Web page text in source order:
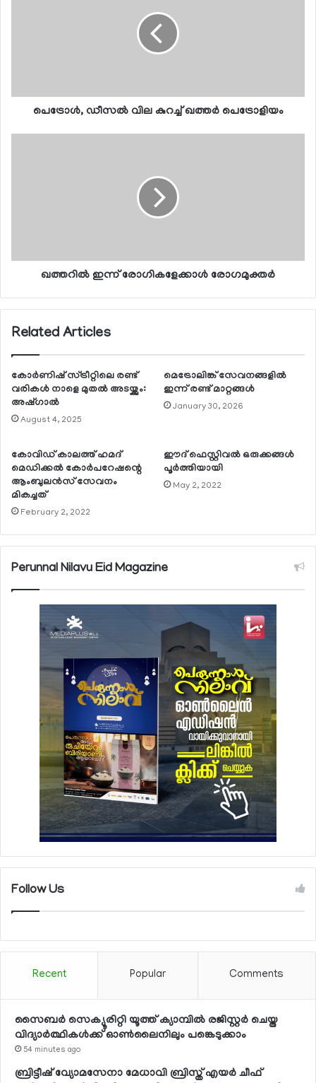
പെട്രോള്‍, ഡീസല്‍ വില കുറച്ച് ഖത്തര്‍ പെട്രോളിയം
ഖത്തറില്‍ ഇന്ന് രോഗികളേക്കാള്‍ രോഗമുക്തര്‍
Related Articles
കോര്‍ണിഷ് സ്ട്രീറ്റിലെ രണ്ട്
വരികള്‍ നാളെ മുതല്‍ അടയ്ക്കും:
അഷ്ഗാല്‍
August 4, 2025
മെട്രോലിങ്ക് സേവനങ്ങളില്‍
ഇന്ന് രണ്ട് മാറ്റങ്ങള്‍
January 30, 2026
കോവിഡ് കാലത്ത് ഹമദ്
മെഡിക്കല്‍ കോര്‍പറേഷന്റെ
ആംബുലന്‍സ് സേവനം
മികച്ചത്
February 2, 2022
ഈദ് ഫെസ്റ്റിവല്‍ ഒരുക്കങ്ങള്‍
പൂര്‍ത്തിയായി
May 2, 2022
Perunnal Nilavu Eid Magazine
Follow Us
Recent Popular Comments
സൈബര്‍ സെക്യൂരിറ്റി യൂത്ത് ക്യാമ്പില്‍ രജിസ്റ്റര്‍ ചെയ്ത
വിദ്യാര്‍ത്ഥികള്‍ക്ക് ഓണ്‍ലൈനിലും പങ്കെടുക്കാം
54 minutes ago
ബ്രിട്ടീഷ് വ്യോമസേനാ മേധാവി ബ്രിസ്ത് എയര്‍ ചീഫ്